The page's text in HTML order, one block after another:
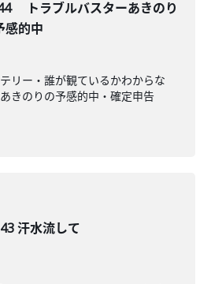
トラブルバスターあきのり
感的中
リー・誰が観ているかわからな
きのりの予感的中・確定申告
汗水流して